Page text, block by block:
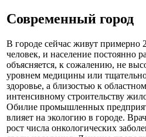
Современный город
В городе сейчас живут примерно
человек, и население постоянно
объясняется, к сожалению, не
уровнем медицины или
здоровье, а близостью к
интенсивному строительству
Обилие промышленных
влияет на экологию в городе.
рост числа онкологических